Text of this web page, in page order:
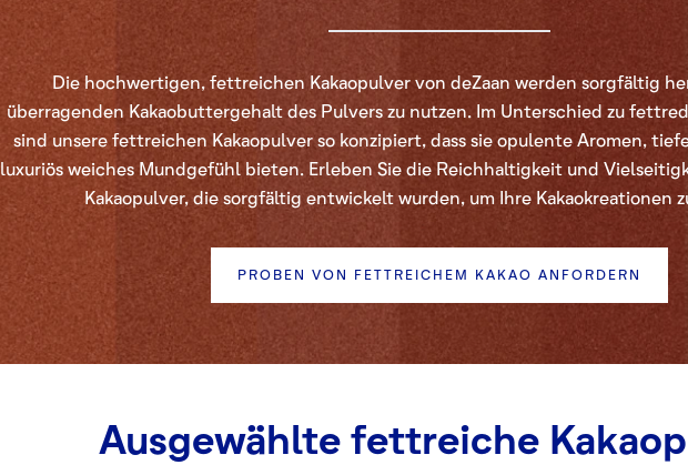
Die hochwertigen, fettreichen Kakaopulver von deZaan werden sorgfältig
überragenden Kakaobuttergehalt des Pulvers zu nutzen. Im Unterschied zu
sind unsere fettreichen Kakaopulver so konzipiert, dass sie opulente Aromen,
luxuriös weiches Mundgefühl bieten. Erleben Sie die Reichhaltigkeit und
Kakaopulver, die sorgfältig entwickelt wurden, um Ihre Kakaokreationen
PROBEN VON FETTREICHEM KAKAO ANFORDERN
Ausgewählte fettreiche